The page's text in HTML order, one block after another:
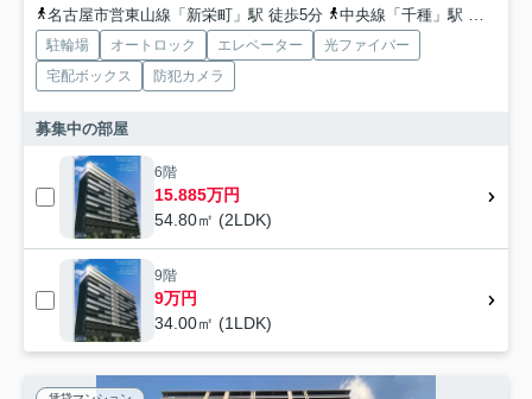
名古屋市営東山線「新栄町」駅 徒歩5分
中央線「千種」駅 徒歩11分
駐輪場 オートロック エレベーター
光ファイバー
宅配ボックス
防犯カメラ
募集中の部屋
6階
15.885万円
54.80㎡ (2LDK)
9階
9万円
34.00㎡ (1LDK)